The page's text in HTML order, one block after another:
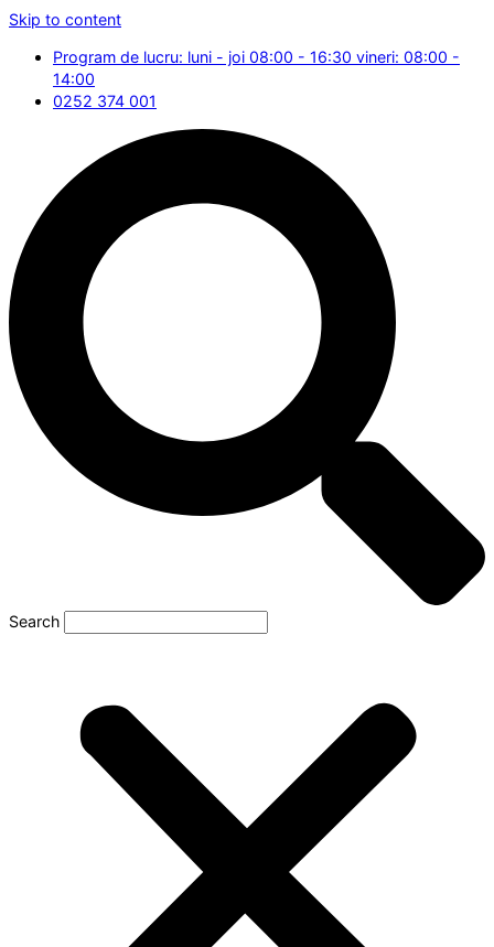
Skip to content
Program de lucru: luni - joi 08:00 - 16:30 vineri: 08:00 -
14:00
0252 374 001
Search